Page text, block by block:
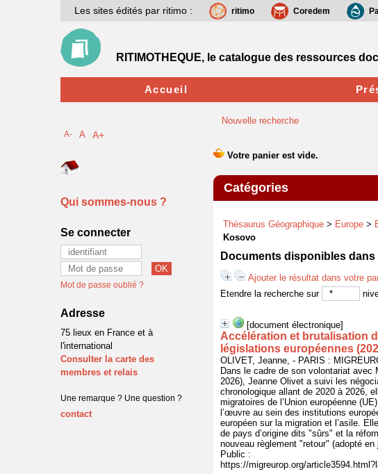
Nouvelle recherche
Catégories
Thésaurus Géographique > Europe >
Kosovo
Documents disponibles dans
Ajouter le résultat dans votre
Etendre la recherche sur
[document électronique]
Accélération et brutalisation
législations européennes
OLIVET, Jeanne, - PARIS :
Dans le cadre de son volontariat avec
2026), Jeanne Olivet a suivi les
chronologique allant de 2020 à 2026,
migratoires de l’Union européenne
l’œuvre au sein des institutions
européen sur la migration et l’asile.
de pays d’origine dits "sûrs" et la
nouveau règlement "retour" (adopté en
Public :
https://migreurop.org/
Les sites édités par ritimo : ritimo Coredem
RITIMOTHEQUE, le catalogue des ressources
Accueil
A- A A+
Qui sommes-nous ?
Se connecter
Mot de passe oublié ?
Adresse
75 lieux en France et à
l'international
Consulter la carte des
membres et relais
Une remarque ? Une question ?
contact